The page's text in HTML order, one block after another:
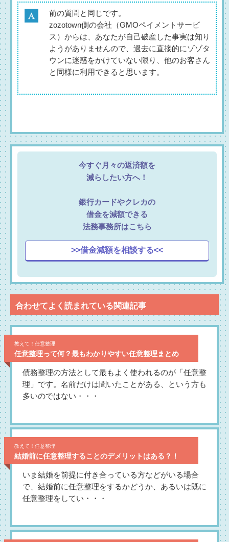
前の質問と同じです。
zozotown側の会社（GMOペイメントサービ
ス）からは、あなたが自己破産した事実は知り
ようがありませんので、過去に直接的にゾゾタ
ウンに迷惑をかけていない限り、他のお客さん
と同様に利用できると思います。
今すぐ月々の返済額を
減らしたい方へ！
銀行カードやクレカの
借金を減額できる
法務事務所はこちら
>>借金減額を相談する<<
合わせてよく読まれている関連記事
教えて！任意整理
任意整理って何？最もわかりやすい任意整理まとめ
債務整理の方法として最もよく使われるのが「任意整
理」です。名前だけは聞いたことがある、という方も
多いのではない・・・
教えて！任意整理
結婚前に任意整理することのデメリットはある？！
いま結婚を前提に付き合っている方などがいる場合
で、結婚前に任意整理をするかどうか、あるいは既に
任意整理をしてい・・・